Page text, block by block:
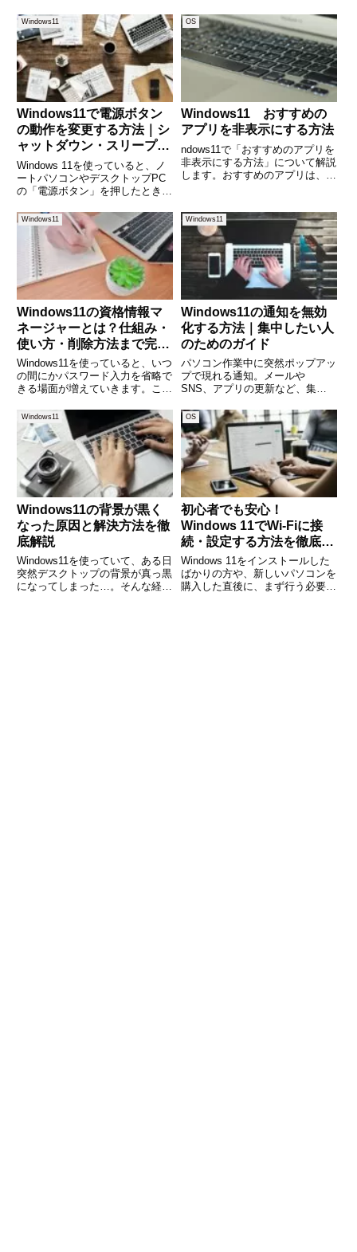
に画面が分割されてストレス」
「マウスを動かしただけで枠が表
示されるのが煩わしい」と感じる
方も少なくありません。こ
サウンドレコーダーです。サウン
ドレコダーは、Windowsに標準で
搭載されている、手軽に音声や音
を録音でき
Windows11
Windows11で電源ボタン
の動作を変更する方法｜シ
ャットダウン・スリープ・
何もしないの切り替え手順
を解説
Windows 11を使っていると、ノ
ートパソコンやデスクトップPC
の「電源ボタン」を押したとき
れともスリープになるのかを自分
で設定したくなる場面があるかも
しれません。本記事では、
Windows 11で電源ボタ
OS
Windows11 おすすめの
アプリを非表示にする方法
ndows11で「おすすめのアプリを
非表示にする方法」について解説
します。おすすめのアプリは、ス
す。過去の履歴が表示されるの
で、便利な場合もありますが、見
せたくない場合は、非表示を使
Windows11
Windows11の資格情報マ
ネージャーとは？仕組み・
使い方・削除方法まで完全
ガイド
Windows11を使っていると、いつ
の間にかパスワード入力を省略で
きる場面が増えていきます。これ
う機能が働いているためです。し
かし、「どこに保存されているの
か」「削除しても大丈夫なのか」
「セキュリティ的に安全
Windows11
Windows11の通知を無効
化する方法｜集中したい人
のためのガイド
パソコン作業中に突然ポップアッ
プで現れる通知。メールや
SNS、アプリの更新など、集中
せんか？Windows11では便利な通
知機能が標準搭載されています
が、仕事中やプレゼン中など、状
況によっては「一切の通知を止め
Windows11
Windows11の背景が黒く
なった原因と解決方法を徹
底解説
Windows11を使っていて、ある日
突然デスクトップの背景が真っ黒
になってしまった…。そんな経験
OS
初心者でも安心！
Windows 11でWi-Fiに接
続・設定する方法を徹底解
説
Windows 11をインストールした
ばかりの方や、新しいパソコンを
購入した直後に、まず行う必要が